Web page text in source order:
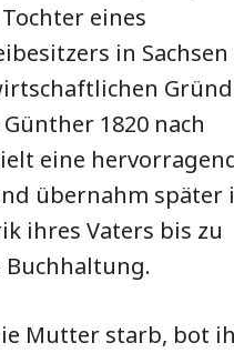
eines
in Sachsen
1820 nach
eine
übernahm später
ihres Vaters bis zu
Buchhaltung.
Mutter starb, bot